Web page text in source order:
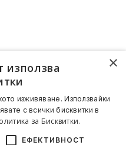
×
използва
изживяване. Използвайки
с всички бисквитки в
за Бисквитки.
ЕФЕКТИВНОСТ